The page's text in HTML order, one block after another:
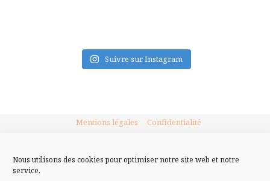
Nous utilisons des cookies pour optimiser notre site web et notre
service.
Suivre sur Instagram
Mentions légales Confidentialité